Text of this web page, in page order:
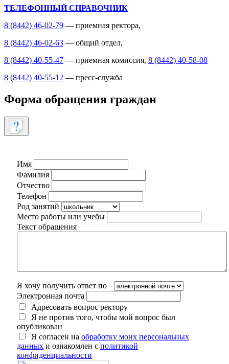
ТЕЛЕФОННЫЙ СПРАВОЧНИК
8 (8442) 46-02-79 — приемная ректора,
8 (8442) 46-02-63 — общий отдел,
8 (8442) 40-55-47 — приемная комиссия, 8 (8442) 40-58-08
8 (8442) 40-55-12 — пресс-служба
Форма обращения граждан
Имя
Фамилия
Отчество
Телефон
Род занятий
Место работы или учебы
Текст обращения
Я хочу получить ответ по
Электронная почта
Адресовать вопрос ректору
Я не против того, чтобы мой вопрос был
опубликован
Я согласен на обработку моих персональных
данных и ознакомлен с политикой
конфиденциальности